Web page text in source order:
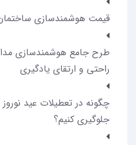
قیمت هوشمندسازی ساختمان در سال
طرح جامع هوشمندسازی
راحتی و ارتقای یادگیری
چگونه در تعطیلات عید
جلوگیری کنیم؟